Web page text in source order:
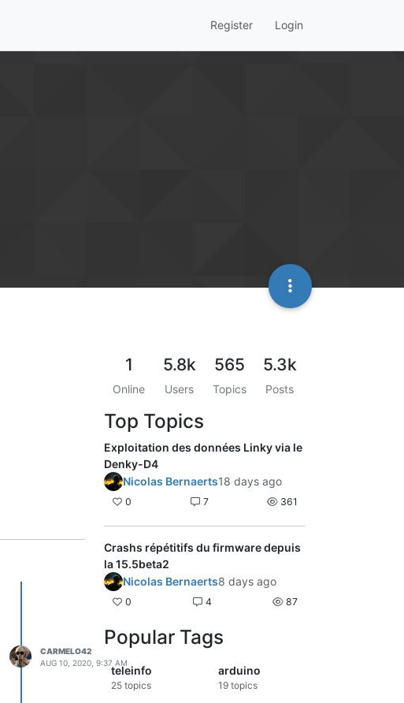
Register Login
CARMELO42
AUG 10, 2020, 9:37 AM
1
Online
5.8k
Users
565
Topics
5.3k
Posts
Top Topics
Exploitation des données Linky via le
Denky-D4
Nicolas Bernaerts18 days ago
0 7 361
Crashs répétitifs du firmware depuis
la 15.5beta2
Nicolas Bernaerts8 days ago
0 4 87
Popular Tags
teleinfo
25 topics
arduino
19topics